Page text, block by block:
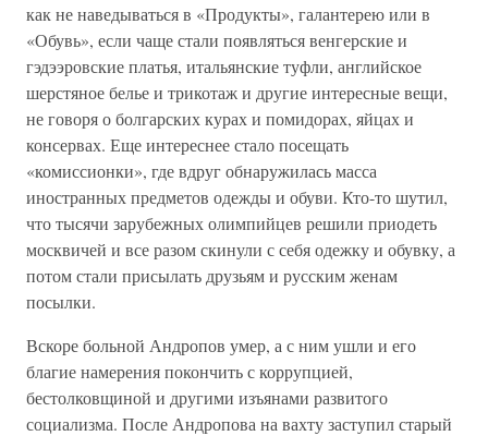
как не наведываться в «Продукты», галантерею или в
«Обувь», если чаще стали появляться венгерские и
гэдээровские платья, итальянские туфли, английское
шерстяное белье и трикотаж и другие интересные вещи,
не говоря о болгарских курах и помидорах, яйцах и
консервах. Еще интереснее стало посещать
«комиссионки», где вдруг обнаружилась масса
иностранных предметов одежды и обуви. Кто-то шутил,
что тысячи зарубежных олимпийцев решили приодеть
москвичей и все разом скинули с себя одежку и обувку, а
потом стали присылать друзьям и русским женам
посылки.
Вскоре больной Андропов умер, а с ним ушли и его
благие намерения покончить с коррупцией,
бестолковщиной и другими изъянами развитого
социализма. После Андропова на вахту заступил старый